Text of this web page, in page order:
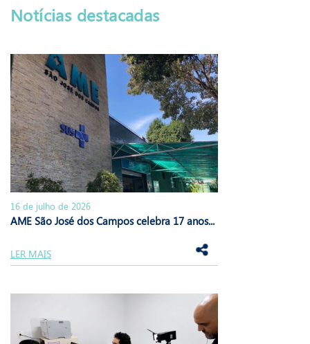
Notícias destacadas
16 de julho de 2026
AME São José dos Campos celebra 17 anos...
LER MAIS